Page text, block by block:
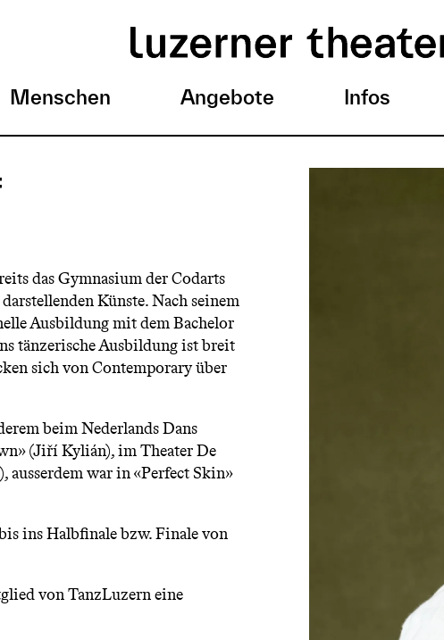
Menschen Angebote Infos
das Gymnasium der Codarts
Künste. Nach seinem
Ausbildung mit dem Bachelor
tänzerische Ausbildung ist breit
sich von Contemporary über
beim Nederlands Dans
(Jiří Kylián), im Theater De
ausserdem war in «Perfect Skin»
ins Halbfinale bzw. Finale von
von TanzLuzern eine